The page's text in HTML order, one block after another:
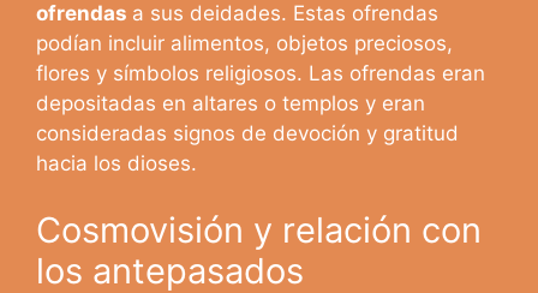
ofrendas a sus deidades. Estas ofrendas
podían incluir alimentos, objetos preciosos,
flores y símbolos religiosos. Las ofrendas eran
depositadas en altares o templos y eran
consideradas signos de devoción y gratitud
hacia los dioses.
Cosmovisión y relación con
los antepasados